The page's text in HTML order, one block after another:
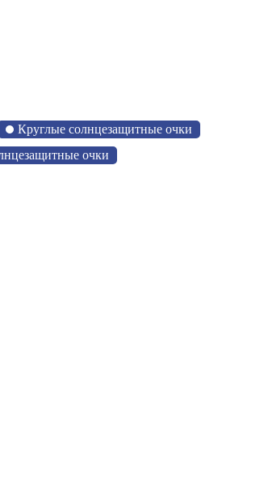
Круглые солнцезащитные очки
очки